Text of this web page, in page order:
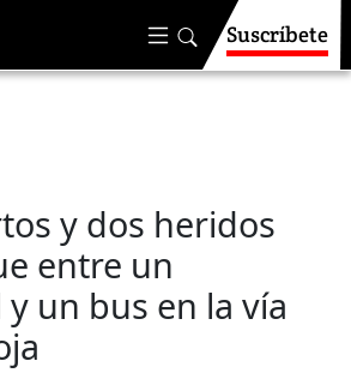
Suscríbete
y dos heridos
entre un
un bus en la vía